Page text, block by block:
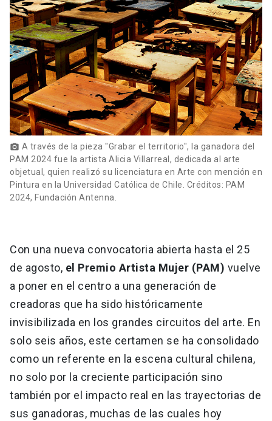
photo_camera A través de la pieza "Grabar el territorio", la ganadora del
PAM 2024 fue la artista Alicia Villarreal, dedicada al arte
objetual, quien realizó su licenciatura en Arte con mención en
Pintura en la Universidad Católica de Chile. Créditos: PAM
2024, Fundación Antenna.
Con una nueva convocatoria abierta hasta el 25
de agosto, el Premio Artista Mujer (PAM) vuelve
a poner en el centro a una generación de
creadoras que ha sido históricamente
invisibilizada en los grandes circuitos del arte. En
solo seis años, este certamen se ha consolidado
como un referente en la escena cultural chilena,
no solo por la creciente participación sino
también por el impacto real en las trayectorias de
sus ganadoras, muchas de las cuales hoy